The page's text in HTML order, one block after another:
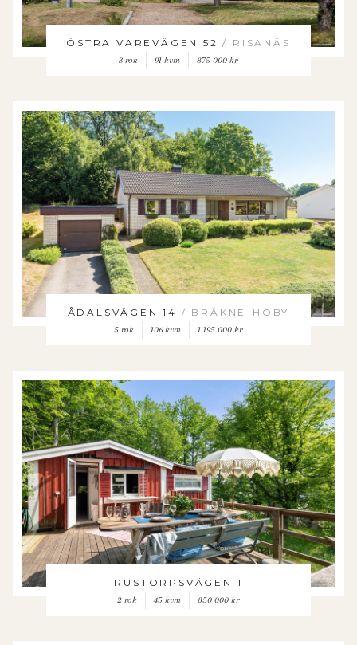
ÖSTRA VAREVÄGEN 52/ RISANÄS
3 rok 91 kvm 875 000 kr
ÅDALSVÄGEN 14 / BRÄKNE-HOBY
5 rok 106 kvm 1 195 000 kr
RUSTORPSVÄGEN 1
2 rok 45 kvm 850 000 kr